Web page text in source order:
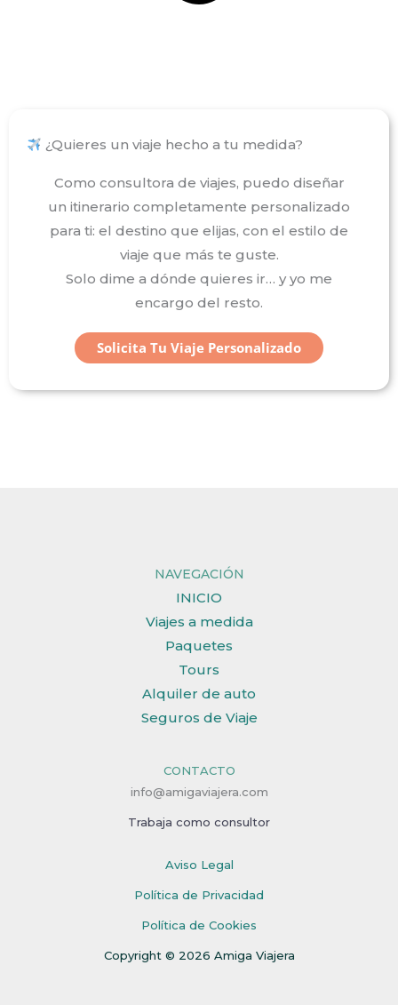
¿Quieres un viaje hecho a tu medida?
Como consultora de viajes, puedo diseñar
un itinerario completamente personalizado
para ti: el destino que elijas, con el estilo de
viaje que más te guste.
Solo dime a dónde quieres ir… y yo me
encargo del resto.
Solicita Tu Viaje Personalizado
NAVEGACIÓN
INICIO
Viajes a medida
Paquetes
Tours
Alquiler de auto
Seguros de Viaje
CONTACTO
info@amigaviajera.com
Trabaja como consultor
Aviso Legal
Política de Privacidad
Política de Cookies
Copyright © 2026 Amiga Viajera